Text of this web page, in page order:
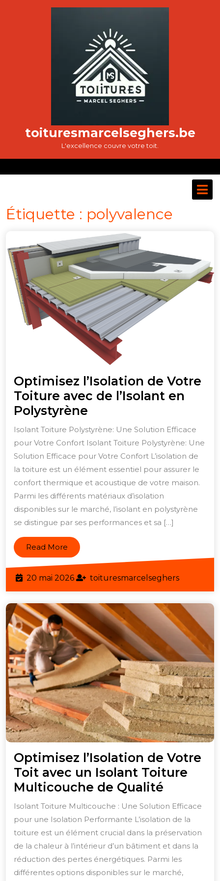
toituresmarcelseghers.be
L'excellence couvre votre toit.
Étiquette : polyvalence
Optimisez l’Isolation de Votre
Toiture avec de l’Isolant en
Polystyrène
l’Isolation
de
Votre
Toiture
avec
de
l’Isolant
en
Isolant Toiture Polystyrène: Une Solution Efficace
pour Votre Confort Isolant Toiture Polystyrène: Une
Solution Efficace pour Votre Confort L’isolation de
la toiture est un élément essentiel pour assurer le
confort thermique et acoustique de votre maison.
Parmi les différents matériaux d’isolation
disponibles sur le marché, l’isolant en polystyrène
se distingue par ses performances et sa […]
Read More Read
More
20 mai 202620
mai
2026
toituresmarcelseghers
Optimisez l’Isolation de Votre
Toit avec un Isolant Toiture
Multicouche de Qualité
de
Votre
Toit
avec
un
Isolant Toiture Multicouche : Une Solution Efficace
pour une Isolation Performante L’isolation de la
toiture est un élément crucial dans la préservation
de la chaleur à l’intérieur d’un bâtiment et dans la
réduction des pertes énergétiques. Parmi les
différentes options disponibles sur le marché,